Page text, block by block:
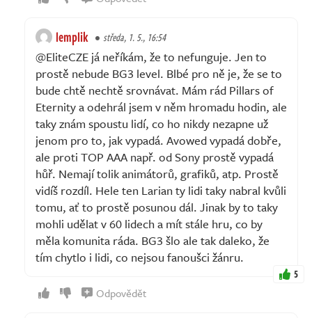
lemplik středa, 1. 5., 16:54
@EliteCZE já neříkám, že to nefunguje. Jen to
prostě nebude BG3 level. Blbé pro ně je, že se to
bude chtě nechtě srovnávat. Mám rád Pillars of
Eternity a odehrál jsem v něm hromadu hodin, ale
taky znám spoustu lidí, co ho nikdy nezapne už
jenom pro to, jak vypadá. Avowed vypadá dobře,
ale proti TOP AAA např. od Sony prostě vypadá
hůř. Nemají tolik animátorů, grafiků, atp. Prostě
vidíš rozdíl. Hele ten Larian ty lidi taky nabral kvůli
tomu, ať to prostě posunou dál. Jinak by to taky
mohli udělat v 60 lidech a mít stále hru, co by
měla komunita ráda. BG3 šlo ale tak daleko, že
tím chytlo i lidi, co nejsou fanoušci žánru.
5
Odpovědět